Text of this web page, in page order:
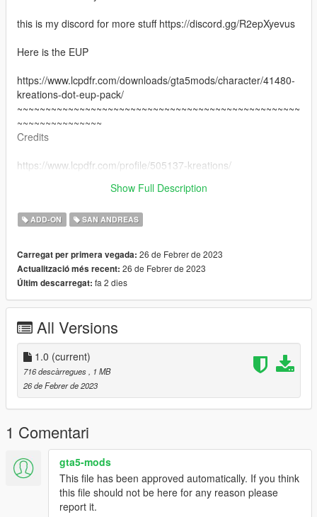
this is my discord for more stuff https://discord.gg/R2epXyevus
Here is the EUP
https://www.lcpdfr.com/downloads/gta5mods/character/41480-
kreations-dot-eup-pack/
~~~~~~~~~~~~~~~~~~~~~~~~~~~~~~~~~~~~~~~~~~~~~~~~~~
~~~~~~~~~~~~~~~
Credits
https://www.lcpdfr.com/profile/505137-kreations/
https://www.lcpdfr.com/profile/467083-mrclient/
Show Full Description
ADD-ON SAN ANDREAS
Carregat per primera vegada: 26 de Febrer de 2023
Actualització més recent: 26 de Febrer de 2023
Últim descarregat: fa 2 dies
All Versions
1.0 (current)
716 descàrregues
, 1 MB
26 de Febrer de 2023
1 Comentari
gta5-mods
This file has been approved automatically. If you think
this file should not be here for any reason please
report it.